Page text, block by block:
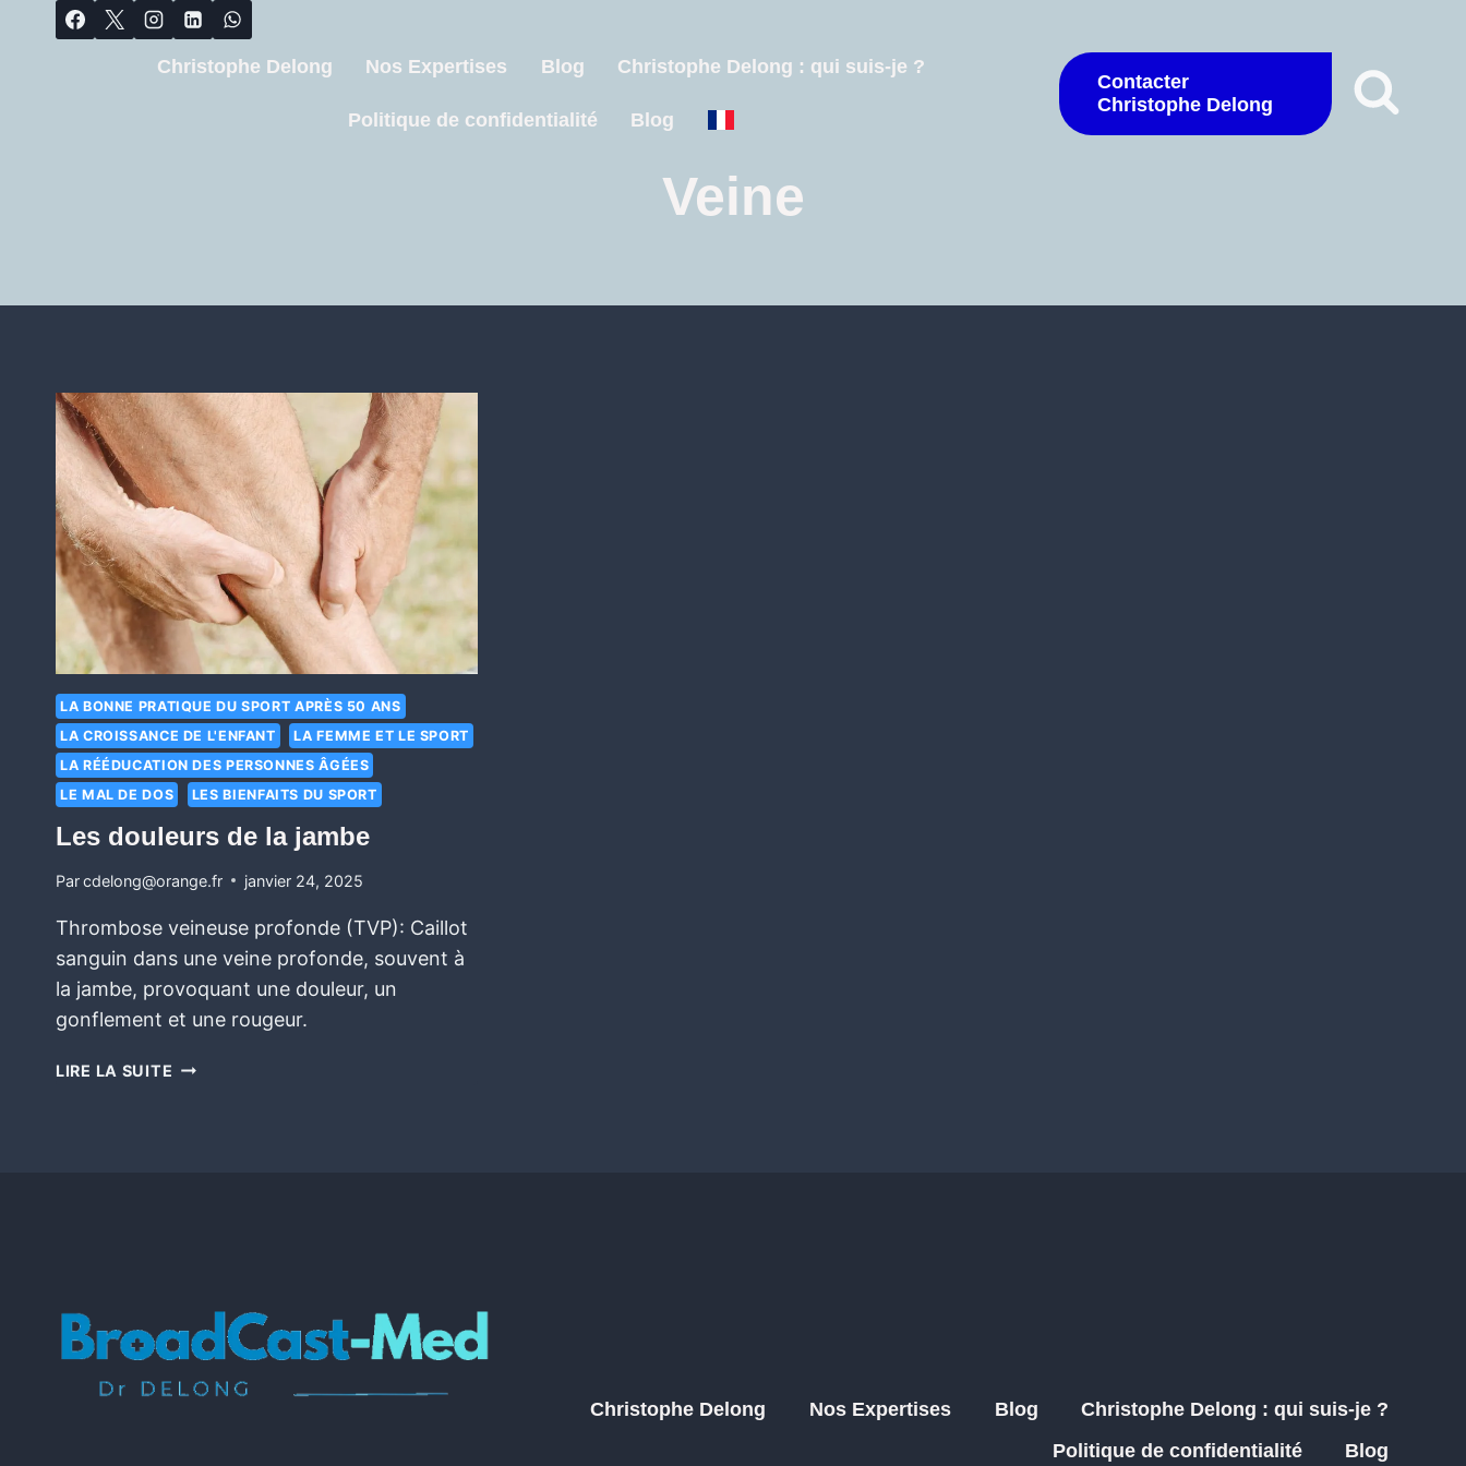
Christophe Delong Nos Expertises Blog Christophe Delong : qui suis-je ?
Politique de confidentialité Blog
Contacter
Christophe Delong
Veine
LA BONNE PRATIQUE DU SPORT APRÈS 50 ANS
LA CROISSANCE DE L'ENFANT
LA FEMME ET LE SPORT
LA RÉÉDUCATION DES PERSONNES ÂGÉES
LE MAL DE DOS
LES BIENFAITS DU SPORT
Les douleurs de la jambe
Parcdelong@orange.fr janvier 24, 2025
Thrombose veineuse profonde (TVP): Caillot
sanguin dans une veine profonde, souvent à
la jambe, provoquant une douleur, un
gonflement et une rougeur.
LIRE LA SUITE
Christophe Delong Nos Expertises Blog
Christophe Delong : qui suis-je ?
Politique de confidentialité
Blog